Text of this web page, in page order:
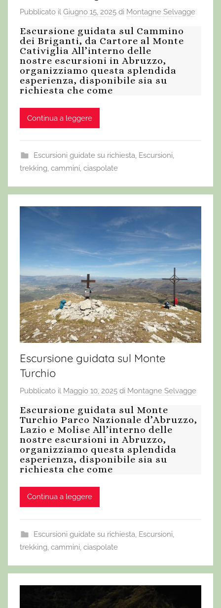
Pubblicato il Giugno 15, 2025 di Montagne Selvagge
Escursione guidata sul Cammino
dei Briganti, da Cartore al Monte
Cativiglia All’interno delle
nostre escursioni in Abruzzo,
organizziamo questa splendida
esperienza, disponibile sia su
richiesta che come
Continua a leggere
Escursioni guidate su richiesta, Escursioni,
trekking, cammini, ciaspolate
Escursione guidata sul Monte
Turchio
Pubblicato il Maggio 10, 2025 di Montagne Selvagge
Escursione guidata sul Monte
Turchio Parco Nazionale d’Abruzzo,
Lazio e Molise All’interno delle
nostre escursioni in Abruzzo,
organizziamo questa splendida
esperienza, disponibile sia su
richiesta che come
Continua a leggere
Escursioni guidate su richiesta Escursioni,
trekking, cammini, ciaspolate